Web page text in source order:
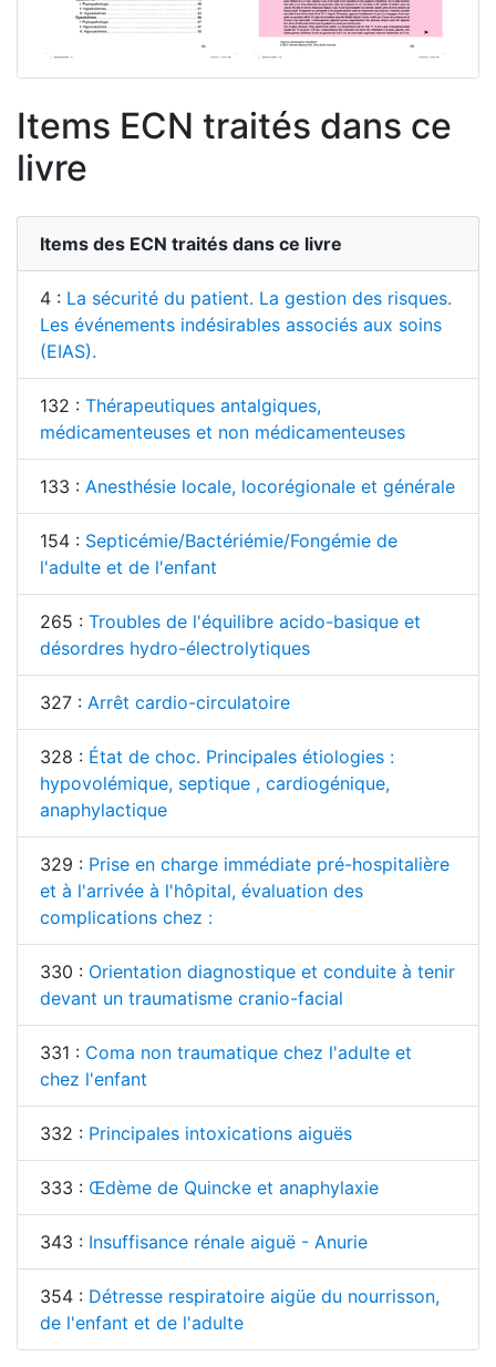
Items ECN traités dans ce
livre
Items des ECN traités dans ce livre
4 : La sécurité du patient. La gestion des risques.
Les événements indésirables associés aux soins
(EIAS).
132 : Thérapeutiques antalgiques,
médicamenteuses et non médicamenteuses
133 : Anesthésie locale, locorégionale et générale
154 : Septicémie/Bactériémie/Fongémie de
l'adulte et de l'enfant
265 : Troubles de l'équilibre acido-basique et
désordres hydro-électrolytiques
327 : Arrêt cardio-circulatoire
328 : État de choc. Principales étiologies :
hypovolémique, septique , cardiogénique,
anaphylactique
329 : Prise en charge immédiate pré-hospitalière
et à l'arrivée à l'hôpital, évaluation des
complications chez :
330 : Orientation diagnostique et conduite à tenir
devant un traumatisme cranio-facial
331 : Coma non traumatique chez l'adulte et
chez l'enfant
332 : Principales intoxications aiguës
333 : Œdème de Quincke et anaphylaxie
343 : Insuffisance rénale aiguë - Anurie
354 : Détresse respiratoire aigüe du nourrisson,
de l'enfant et de l'adulte